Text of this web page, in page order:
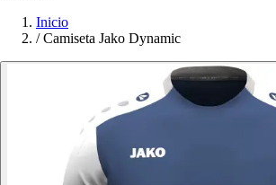
Inicio
/ Camiseta Jako Dynamic